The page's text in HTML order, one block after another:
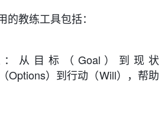
教练工具包括：
：从目标（Goal）到现状
Options）到行动（Will），帮助